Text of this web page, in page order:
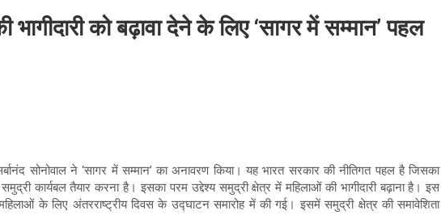
को बढ़ावा देने के लिए ‘सागर में सम्मान’ पहल
सोनोवाल ने ‘सागर में सम्मान’ का अनावरण किया। यह भारत सरकार की नीतिगत पहल है जिसका
कार्यबल तैयार करना है। इसका परम उद्देश्य समुद्री क्षेत्र में महिलाओं की भागीदारी बढ़ाना है। इस
के लिए अंतरराष्ट्रीय दिवस के उद्घाटन समारोह में की गई। इसमें समुद्री क्षेत्र की समावेशिता